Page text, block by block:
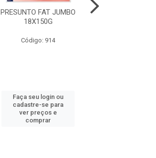
PRESUNTO FAT JUMBO
18X150G
Código: 914
Faça seu login ou
cadastre-se para
ver preços e
comprar